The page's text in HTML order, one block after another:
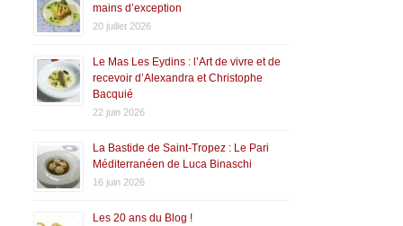
mains d’exception
20 juillet 2026
Le Mas Les Eydins : l’Art de vivre et de
recevoir d’Alexandra et Christophe
Bacquié
22 juin 2026
La Bastide de Saint-Tropez : Le Pari
Méditerranéen de Luca Binaschi
16 juin 2026
Les 20 ans du Blog !